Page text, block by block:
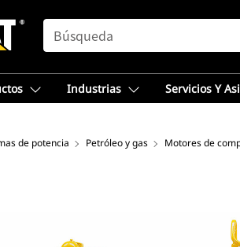
SEARCH
Industrias Servicios Y
de potencia Petróleo y gas Motores de